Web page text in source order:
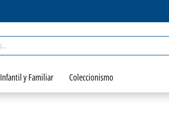
Infantil y Familiar Coleccionismo